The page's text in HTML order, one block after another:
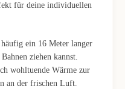
für deine individuellen
ein 16 Meter langer
ziehen kannst.
wohltuende Wärme zur
an der frischen Luft.